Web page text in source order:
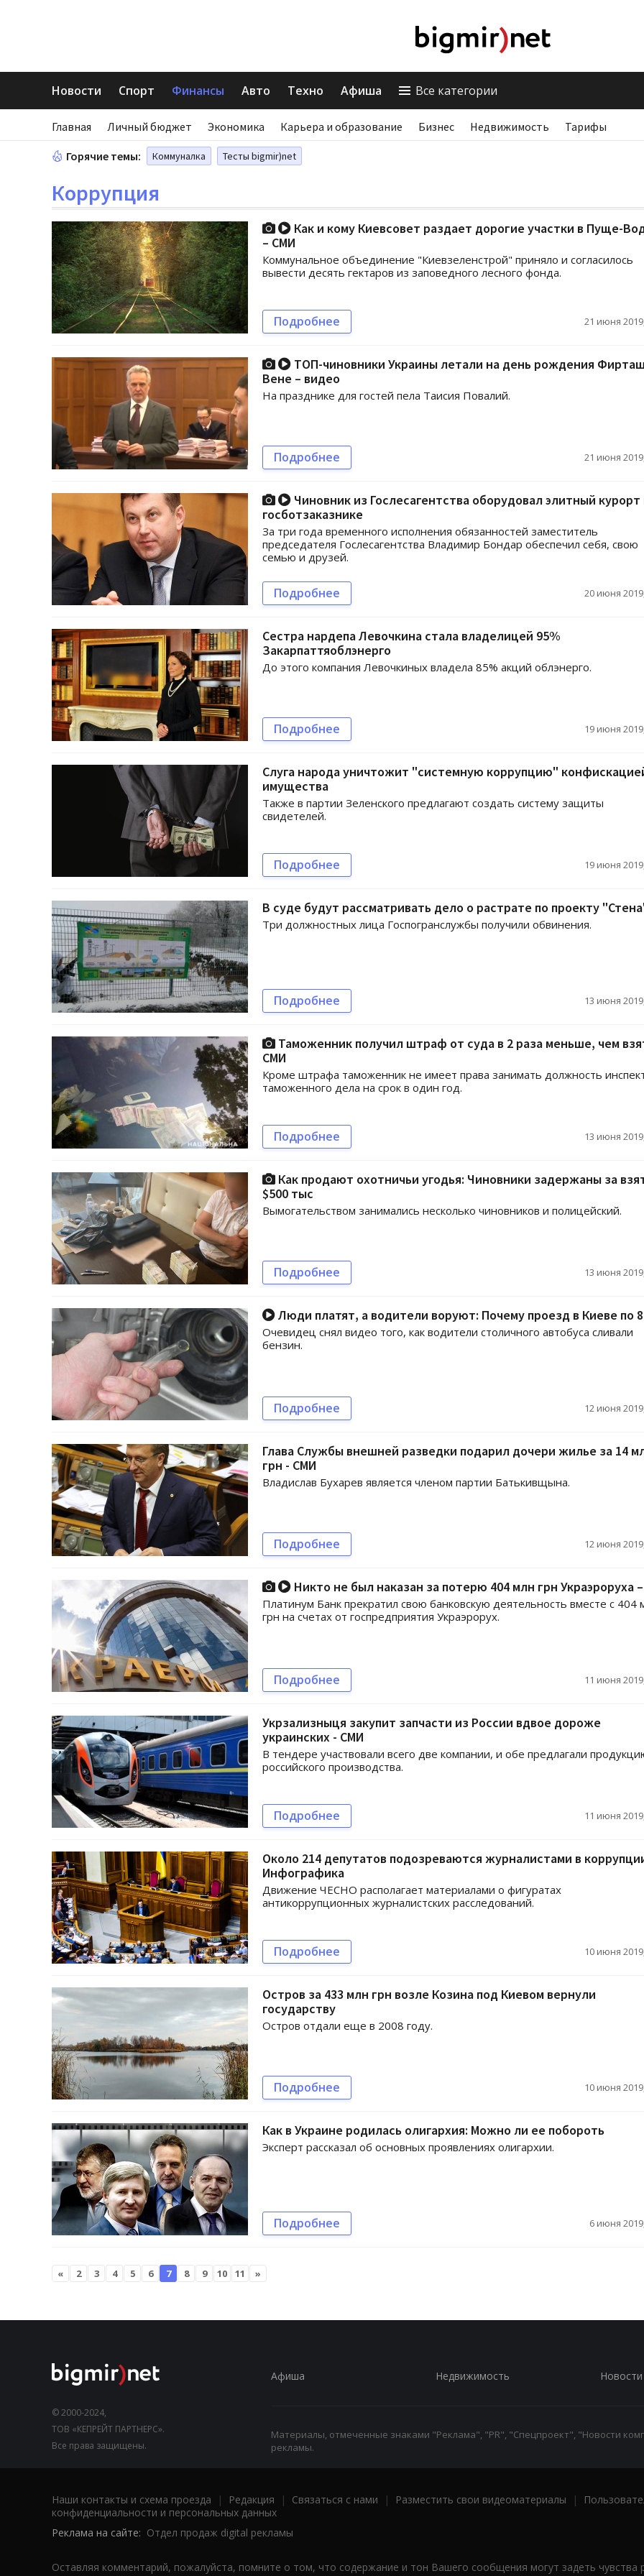
Новости Спорт Финансы Авто Техно Афиша Все категории
Главная Личный бюджет Экономика Карьера и образование Бизнес Недвижимость Тарифы
Горячие темы: Коммуналка Тесты bigmir)net
Коррупция
Как и кому Киевсовет раздает дорогие участки в Пуще-
– СМИ
Коммунальное объединение "Киевзеленстрой" приняло и согласилось
вывести десять гектаров из заповедного лесного фонда.
Подробнее 21 июня
ТОП-чиновники Украины летали на день рождения
Вене – видео
На празднике для гостей пела Таисия Повалий.
Подробнее 21 июня
Чиновник из Гослесагентства оборудовал элитный курорт
госботзаказнике
За три года временного исполнения обязанностей заместитель
председателя Гослесагентства Владимир Бондар обеспечил себя, свою
семью и друзей.
Подробнее 20 июня
Сестра нардепа Левочкина стала владелицей 95%
Закарпаттяоблэнерго
До этого компания Левочкиных владела 85% акций облэнерго.
Подробнее 19 июня
Слуга народа уничтожит "системную коррупцию"
имущества
Также в партии Зеленского предлагают создать систему защиты
свидетелей.
Подробнее 19 июня
В суде будут рассматривать дело о растрате по проекту
Три должностных лица Госпогранслужбы получили обвинения.
Подробнее 13 июня
Таможенник получил штраф от суда в 2 раза меньше, чем
СМИ
Кроме штрафа таможенник не имеет права занимать должность
таможенного дела на срок в один год.
Подробнее 13 июня
Как продают охотничьи угодья: Чиновники задержаны за
$500 тыс
Вымогательством занимались несколько чиновников и полицейский.
Подробнее 13 июня
Люди платят, а водители воруют: Почему проезд в Киеве по
Очевидец снял видео того, как водители столичного автобуса сливали
бензин.
Подробнее 12 июня
Глава Службы внешней разведки подарил дочери жилье за 14
грн - СМИ
Владислав Бухарев является членом партии Батькивщына.
Подробнее 12 июня
Никто не был наказан за потерю 404 млн грн Украэроруха
Платинум Банк прекратил свою банковскую деятельность вместе с 404
грн на счетах от госпредприятия Украэрорух.
Подробнее 11 июня
Укрзализныця закупит запчасти из России вдвое дороже
украинских - СМИ
В тендере участвовали всего две компании, и обе предлагали
российского производства.
Подробнее 11 июня
Около 214 депутатов подозреваются журналистами в
Инфографика
Движение ЧЕСНО располагает материалами о фигуратах
антикоррупционных журналистских расследований.
Подробнее 10 июня
Остров за 433 млн грн возле Козина под Киевом вернули
государству
Остров отдали еще в 2008 году.
Подробнее 10 июня
Как в Украине родилась олигархия: Можно ли ее побороть
Эксперт рассказал об основных проявлениях олигархии.
Подробнее 6 июня
« 2 3 4 5 6 7 8 9 10 11 »
© 2000-2024,
ТОВ «КЕПРЕЙТ ПАРТНЕРС».
Все права защищены.
Афиша Недвижимость Новости
Материалы, отмеченные знаками "Реклама", "PR", "Спецпроект", "Новости
рекламы.
Наши контакты и схема проезда | Редакция | Связаться с нами | Разместить свои видеоматериалы |
конфиденциальности и персональных данных
Реклама на сайте: Отдел продаж digital рекламы
Оставляя комментарий, пожалуйста, помните о том, что содержание и тон Вашего сообщения могут задеть чувства